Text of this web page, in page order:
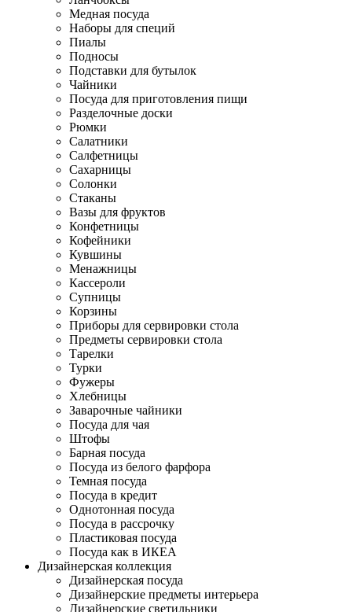
Медная посуда
Наборы для специй
Пиалы
Подносы
Подставки для бутылок
Чайники
Посуда для приготовления пищи
Разделочные доски
Рюмки
Салатники
Салфетницы
Сахарницы
Солонки
Стаканы
Вазы для фруктов
Конфетницы
Кофейники
Кувшины
Менажницы
Кассероли
Супницы
Корзины
Приборы для сервировки стола
Предметы сервировки стола
Тарелки
Турки
Фужеры
Хлебницы
Заварочные чайники
Посуда для чая
Штофы
Барная посуда
Посуда из белого фарфора
Темная посуда
Посуда в кредит
Однотонная посуда
Посуда в рассрочку
Пластиковая посуда
Посуда как в ИКЕА
Дизайнерская коллекция
Дизайнерская посуда
Дизайнерские предметы интерьера
Дизайнерские светильники